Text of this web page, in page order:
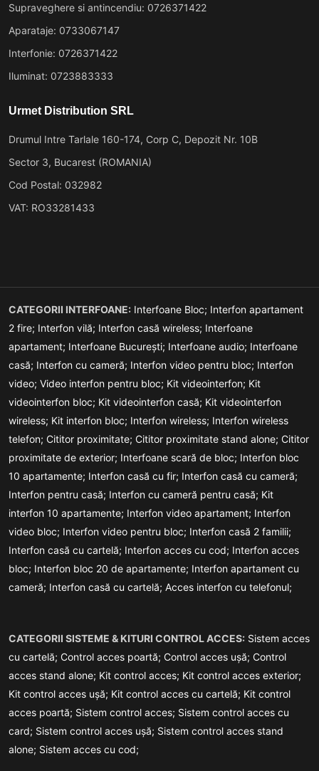
Supraveghere si antincendiu: 0726371422
Aparataje: 0733067147
Interfonie: 0726371422
Iluminat: 0723883333
Urmet Distribution SRL
Drumul Intre Tarlale 160-174, Corp C, Depozit Nr. 10B
Sector 3, Bucarest (ROMANIA)
Cod Postal: 032982
VAT: RO33281433
CATEGORII INTERFOANE: Interfoane Bloc; Interfon apartament
2 fire; Interfon vilă; Interfon casă wireless; Interfoane
apartament; Interfoane București; Interfoane audio; Interfoane
casă; Interfon cu cameră; Interfon video pentru bloc; Interfon
video; Video interfon pentru bloc; Kit videointerfon; Kit
videointerfon bloc; Kit videointerfon casă; Kit videointerfon
wireless; Kit interfon bloc; Interfon wireless; Interfon wireless
telefon; Cititor proximitate; Cititor proximitate stand alone; Cititor
proximitate de exterior; Interfoane scară de bloc; Interfon bloc
10 apartamente; Interfon casă cu fir; Interfon casă cu cameră;
Interfon pentru casă; Interfon cu cameră pentru casă; Kit
interfon 10 apartamente; Interfon video apartament; Interfon
video bloc; Interfon video pentru bloc; Interfon casă 2 familii;
Interfon casă cu cartelă; Interfon acces cu cod; Interfon acces
bloc; Interfon bloc 20 de apartamente; Interfon apartament cu
cameră; Interfon casă cu cartelă; Acces interfon cu telefonul;
CATEGORII SISTEME & KITURI CONTROL ACCES: Sistem acces
cu cartelă; Control acces poartă; Control acces ușă; Control
acces stand alone; Kit control acces; Kit control acces exterior;
Kit control acces ușă; Kit control acces cu cartelă; Kit control
acces poartă; Sistem control acces; Sistem control acces cu
card; Sistem control acces ușă; Sistem control acces stand
alone; Sistem acces cu cod;